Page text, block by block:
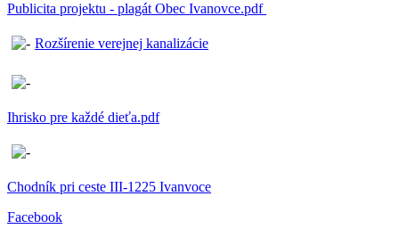
Publicita projektu - plagát Obec Ivanovce.pdf
Rozšírenie verejnej kanalizácie
Ihrisko pre každé dieťa.pdf
Chodník pri ceste III-1225 Ivanvoce
Facebook